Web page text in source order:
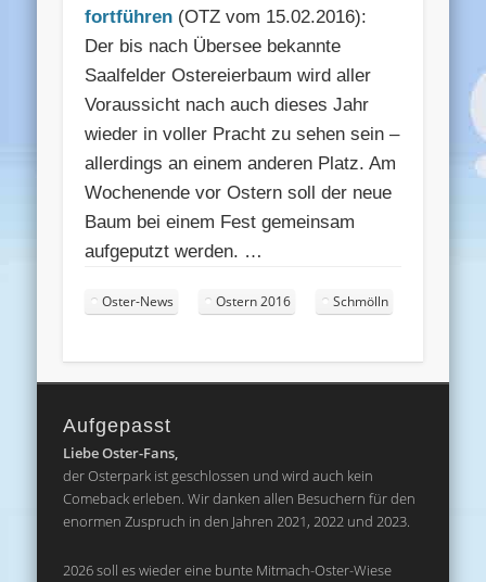
fortführen (OTZ vom 15.02.2016):
Der bis nach Übersee bekannte
Saalfelder Ostereierbaum wird aller
Voraussicht nach auch dieses Jahr
wieder in voller Pracht zu sehen sein –
allerdings an einem anderen Platz. Am
Wochenende vor Ostern soll der neue
Baum bei einem Fest gemeinsam
aufgeputzt werden. …
Oster-News Ostern 2016 Schmölln
Aufgepasst
Liebe Oster-Fans,
der Osterpark ist geschlossen und wird auch kein
Comeback erleben. Wir danken allen Besuchern für den
enormen Zuspruch in den Jahren 2021, 2022 und 2023.
2026 soll es wieder eine bunte Mitmach-Oster-Wiese